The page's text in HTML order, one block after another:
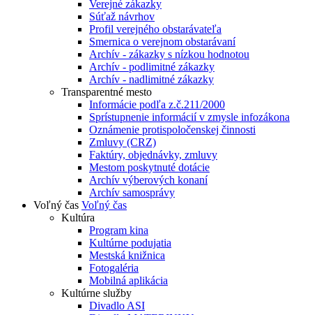
Verejné zákazky
Súťaž návrhov
Profil verejného obstarávateľa
Smernica o verejnom obstarávaní
Archív - zákazky s nízkou hodnotou
Archív - podlimitné zákazky
Archív - nadlimitné zákazky
Transparentné mesto
Informácie podľa z.č.211/2000
Sprístupnenie informácií v zmysle infozákona
Oznámenie protispoločenskej činnosti
Zmluvy (CRZ)
Faktúry, objednávky, zmluvy
Mestom poskytnuté dotácie
Archív výberových konaní
Archív samosprávy
Voľný čas Voľný čas
Kultúra
Program kina
Kultúrne podujatia
Mestská knižnica
Fotogaléria
Mobilná aplikácia
Kultúrne služby
Divadlo ASI